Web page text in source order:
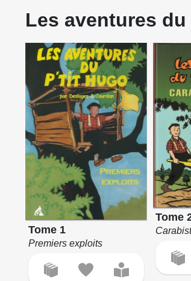
Les aventures
Tome 1
Premiers exploits
Tome